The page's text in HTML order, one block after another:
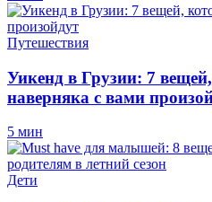
Путешествия
Уикенд в Грузии: 7
наверняка с вами
5 мин
Дети